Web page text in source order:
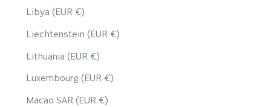
Libya (EUR €)
Liechtenstein (EUR €)
Lithuania (EUR €)
Luxembourg (EUR €)
Macao SAR (EUR €)